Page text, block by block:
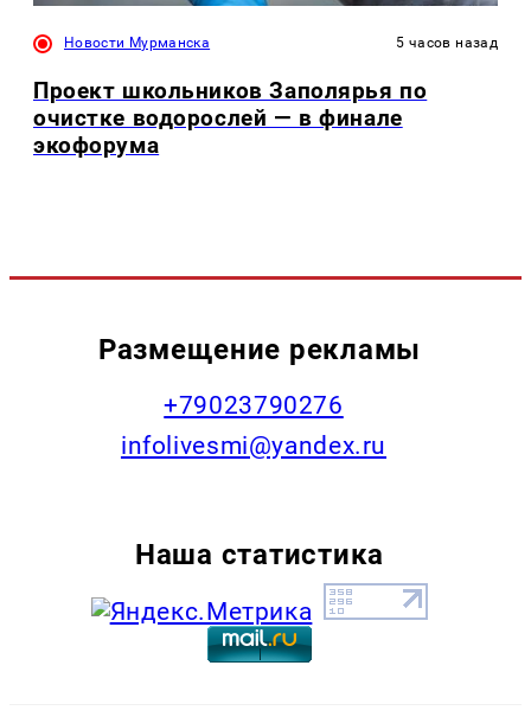
Новости Мурманска 5 часов назад
Проект школьников Заполярья по
очистке водорослей — в финале
экофорума
Размещение рекламы
+79023790276
infolivesmi@yandex.ru
Наша статистика